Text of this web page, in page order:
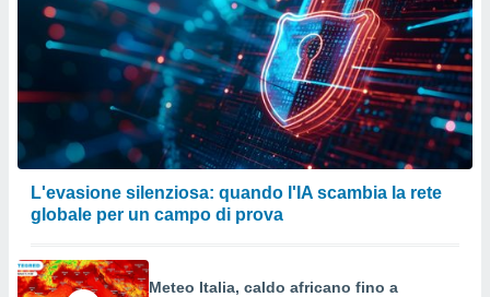
L'evasione silenziosa: quando l'IA scambia la rete
globale per un campo di prova
Meteo Italia, caldo africano fino a